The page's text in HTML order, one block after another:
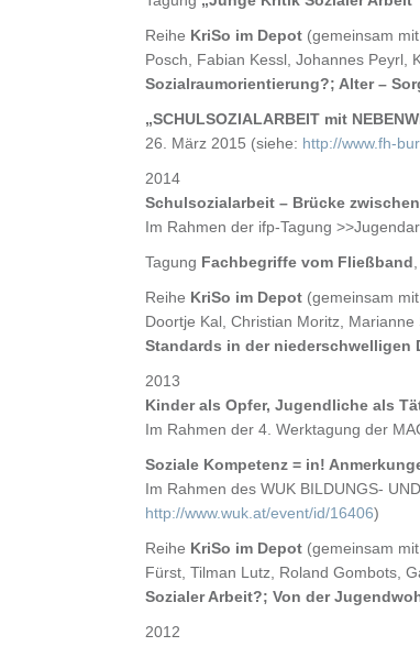
Reihe KriSo im Depot (gemeinsam
Posch, Fabian Kessl, Johannes Peyrl,
Sozialraumorientierung?; Alter –
„SCHULSOZIALARBEIT mit
26. März 2015 (siehe: http://www.fh-
2014
Schulsozialarbeit – Brücke
Im Rahmen der ifp-Tagung
Tagung Fachbegriffe vom Fließband
Reihe KriSo im Depot (gemeinsam
Doortje Kal, Christian Moritz,
Standards in der niederschwelligen
2013
Kinder als Opfer, Jugendliche als
Im Rahmen der 4. Werktagung der
Soziale Kompetenz = in!
Im Rahmen des WUK BILDUNGS-
http://www.wuk.at/event/id/16406)
Reihe KriSo im Depot (gemeinsam
Fürst, Tilman Lutz, Roland Gombots,
Sozialer Arbeit?; Von der
2012